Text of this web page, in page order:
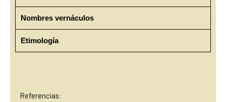
Nombres vernáculos
Etimología
Referencias: